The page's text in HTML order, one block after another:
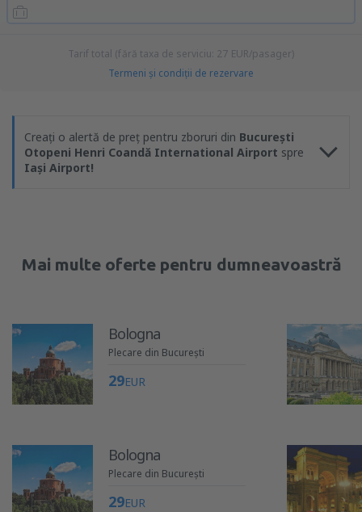
Tarif total (fără taxa de serviciu: 27 EUR/pasager)
Termeni şi condiţii de rezervare
Creați o alertă de preț pentru zboruri din București
Otopeni Henri Coandă International Airport spre
Iași Airport!
Mai multe oferte pentru dumneavoastră
Bologna
Plecare din București
29EUR
Bologna
Plecare din București
29EUR